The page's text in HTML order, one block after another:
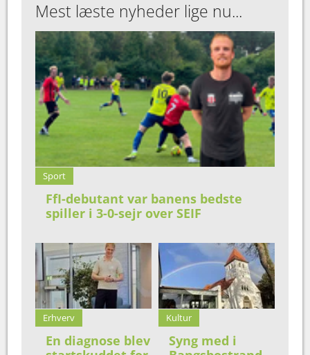
Mest læste nyheder lige nu...
Sport
FfI-debutant var banens bedste
spiller i 3-0-sejr over SEIF
Erhverv
En diagnose blev
Kultur
Syng med i